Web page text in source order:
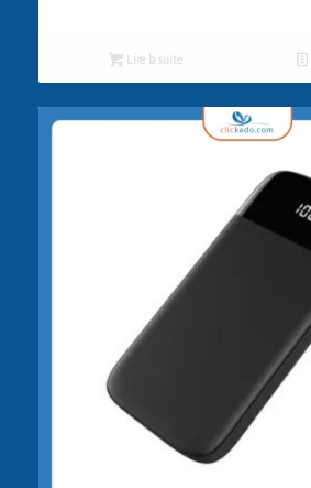
Lire la suite